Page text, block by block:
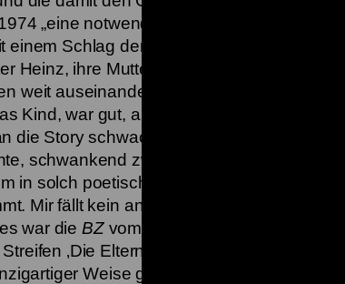
„eine notwendige
Schlag den Oscar verdient
Heinz, ihre Mutter Diane und ihr
weit auseinander. Wolfgang Paul
Kind, war gut, aber der Film zum
die Story schwach, meinte aber:
schwankend zwischen
in solch poetischen
Mir fällt kein anderer Vergleich
war die BZvom 23.1.1974:
‚Die Eltern’ ein
Weise geglückt – er